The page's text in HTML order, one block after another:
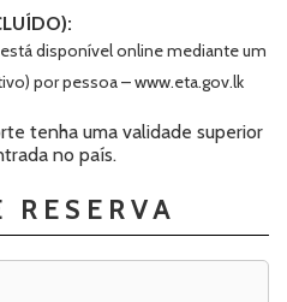
disponível online mediante um
por pessoa –www.eta.gov.lk
tenha uma validade superior
no país.